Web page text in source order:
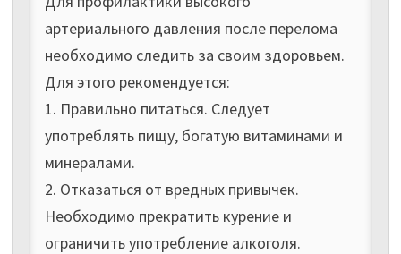
артериального давления после перелома
необходимо следить за своим здоровьем.
Для этого рекомендуется:
1. Правильно питаться. Следует
употреблять пищу, богатую витаминами и
минералами.
2. Отказаться от вредных привычек.
Необходимо прекратить курение и
ограничить употребление алкоголя.